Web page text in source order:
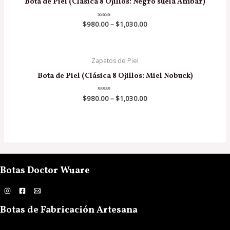
Valorado
$980.00–$1,030.00
Zapatos de Piel
Bota de Piel (Clásica 8 Ojillos: Miel Nobuck)
Valorado
$980.00–$1,030.00
Botas Doctor Wuare
Botas de Fabricación Artesana